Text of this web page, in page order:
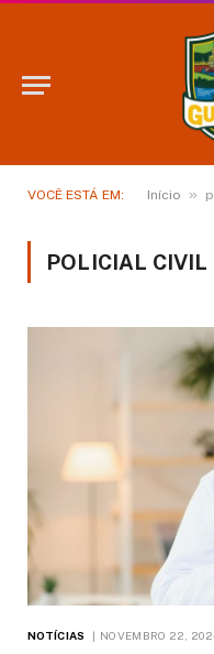
VOCÊ ESTÁ EM: Início »
POLICIAL
NOTÍCIAS NOVEMBRO 22,